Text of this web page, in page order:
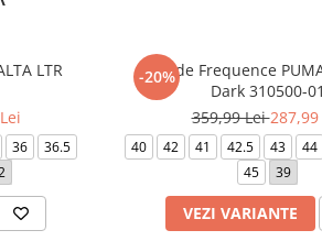
LTR
36
36.5
-20%
Softride Frequence
Dark 310500-01
359,99 Lei287,99
40 42 41 42.5 43 44
45
39
VEZI VARIANTE